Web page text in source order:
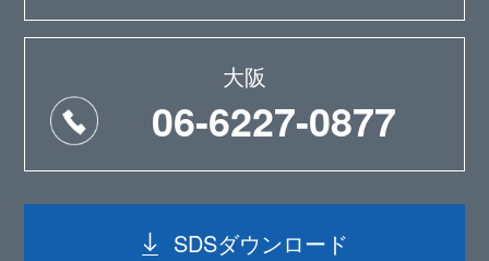
大阪
06-6227-0877
SDSダウンロード